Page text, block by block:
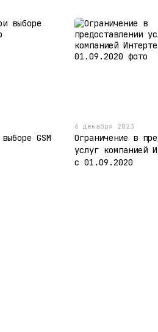
GSM
6 декабря 2023
Ограничение в
услуг компанией
с 01.09.2020